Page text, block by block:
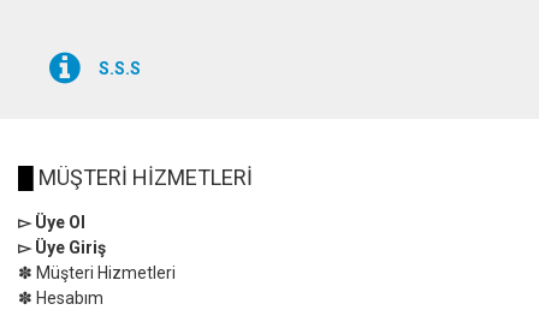
S.S.S
MÜŞTERİ HİZMETLERİ
▻ Üye Ol
▻ Üye Giriş
✽ Müşteri Hizmetleri
✽ Hesabım